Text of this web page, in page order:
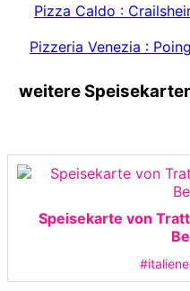
Pizza Caldo :
Pizzeria Venezia :
weitere
Speisekarte von